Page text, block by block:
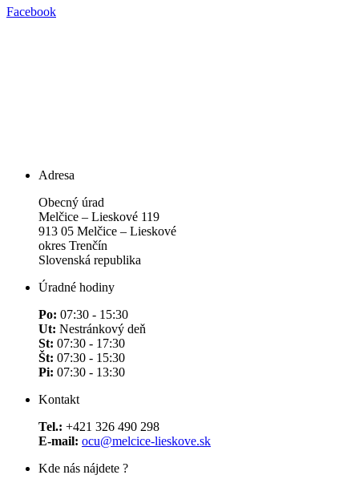
Facebook
Adresa
Obecný úrad
Melčice – Lieskové 119
913 05 Melčice – Lieskové
okres Trenčín
Slovenská republika
Úradné hodiny
Po: 07:30 - 15:30
Ut: Nestránkový deň
St: 07:30 - 17:30
Št: 07:30 - 15:30
Pi: 07:30 - 13:30
Kontakt
Tel.: +421 326 490 298
E-mail: ocu@melcice-lieskove.sk
Kde nás nájdete ?